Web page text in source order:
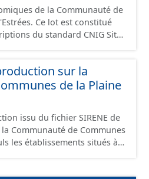
de la Communauté de
Ce lot est constitué
du standard CNIG Sites
sur la
de la Plaine
issu du fichier SIRENE de
Communauté de Communes